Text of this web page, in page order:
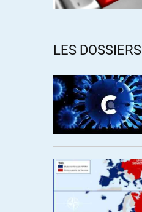
LES DOSSIERS